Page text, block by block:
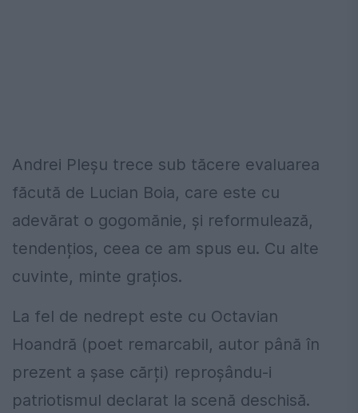
Andrei Pleșu trece sub tăcere evaluarea
făcută de Lucian Boia, care este cu
adevărat o gogomănie, și reformulează,
tendențios, ceea ce am spus eu. Cu alte
cuvinte, minte grațios.
La fel de nedrept este cu Octavian
Hoandră (poet remarcabil, autor până în
prezent a șase cărți) reproșându-i
patriotismul declarat la scenă deschisă.